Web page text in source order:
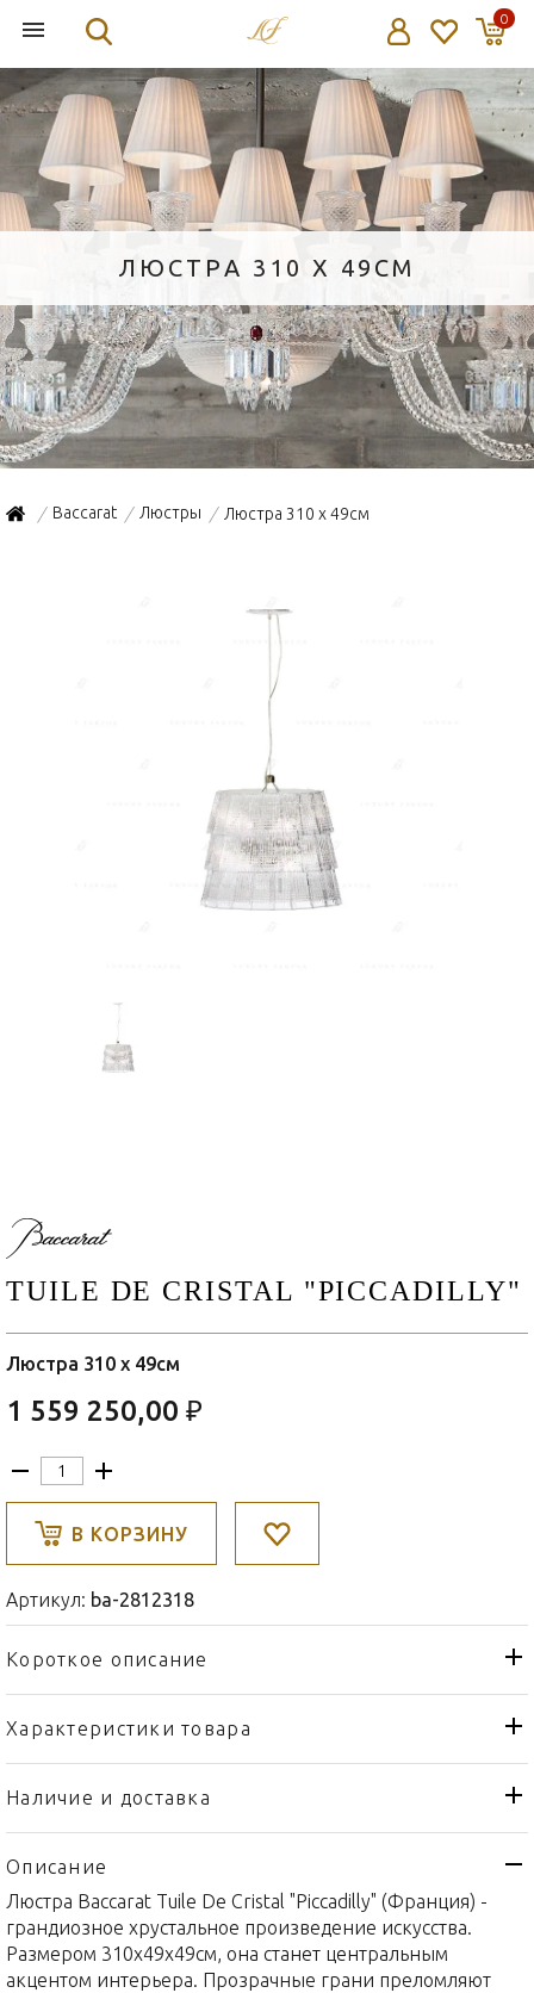
0
ЛЮСТРА 310 X 49СМ
/ Baccarat / Люстры / Люстра 310 x 49см
TUILE DE CRISTAL "PICCADILLY"
Люстра 310 x 49см
1 559 250,00 ₽
В КОРЗИНУ
Артикул: ba-2812318
Короткое описание
Характеристики товара
Тип товара
Люстра
Бренд
Коллекция
Tuile De Cristal
Страна производителя
Материал
Хрусталь
Объем / Размер
310 x 49 x 49см
Наличие и доставка
Описание
Люстра Baccarat Tuile De Cristal "Piccadilly" (Франция) -
грандиозное хрустальное произведение искусства.
Размером 310x49x49см, она станет центральным
акцентом интерьера. Прозрачные грани преломляют